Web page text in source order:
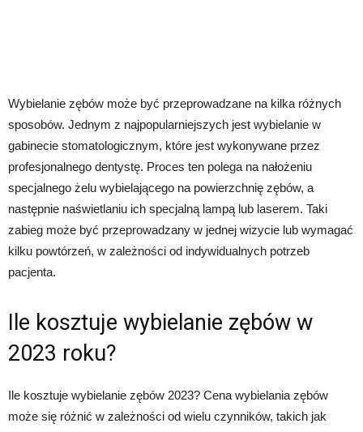
Wybielanie zębów może być przeprowadzane na kilka różnych
sposobów. Jednym z najpopularniejszych jest wybielanie w
gabinecie stomatologicznym, które jest wykonywane przez
profesjonalnego dentystę. Proces ten polega na nałożeniu
specjalnego żelu wybielającego na powierzchnię zębów, a
następnie naświetlaniu ich specjalną lampą lub laserem. Taki
zabieg może być przeprowadzany w jednej wizycie lub wymagać
kilku powtórzeń, w zależności od indywidualnych potrzeb
pacjenta.
Ile kosztuje wybielanie zębów w
2023 roku?
Ile kosztuje wybielanie zębów 2023? Cena wybielania zębów
może się różnić w zależności od wielu czynników, takich jak